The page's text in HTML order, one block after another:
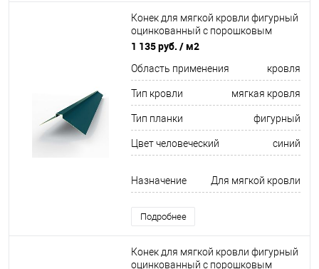
Конек для мягкой кровли фигурный
оцинкованный c порошковым
покрытием 0,45мм RAL 5020
1 135 руб. / м2
Область применения кровля
Тип кровли мягкая кровля
Тип планки фигурный
Цвет человеческий синий
Назначение Для мягкой кровли
Подробнее
Конек для мягкой кровли фигурный
оцинкованный c порошковым